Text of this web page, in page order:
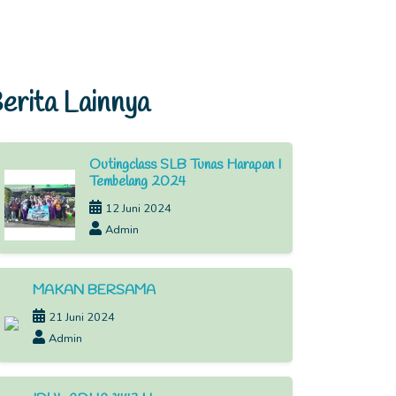
Lainnya
Outingclass SLB Tunas Harapan I
Tembelang 2024
12 Juni 2024
Admin
MAKAN BERSAMA
21 Juni 2024
Admin